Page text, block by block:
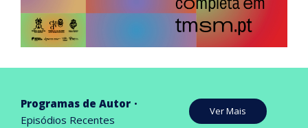
Programas de Autor
Episódios Recentes
Ver Mais